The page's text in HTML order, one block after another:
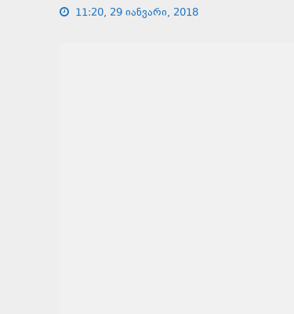
11:20, 29 იანვარი, 2018